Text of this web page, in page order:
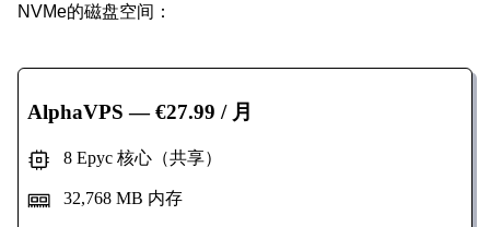
NVMe的磁盘空间：
AlphaVPS — €27.99 / 月
8 Epyc 核心（共享）
32,768 MB 内存